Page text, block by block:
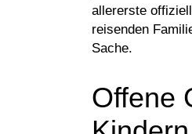
allererste
reisenden
Sache.
Offene